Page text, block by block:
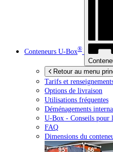
Conteneurs U-Box®
Retour au menu
Tarifs et
Options de livraison
Utilisations fréquentes
Déménagements
U-Box - Conseils pour
FAQ
Dimensions du